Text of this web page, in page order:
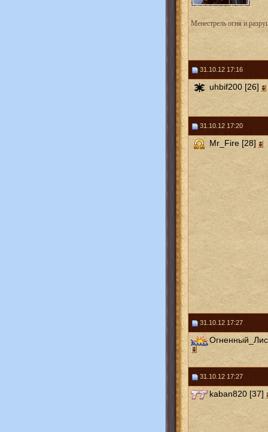
Менестрель огня и
31.10.12 17:16
uhbif200 [26]
31.10.12 17:20
Mr_Fire [28]
31.10.12 17:27
31.10.12 17:27
kaban820 [37]